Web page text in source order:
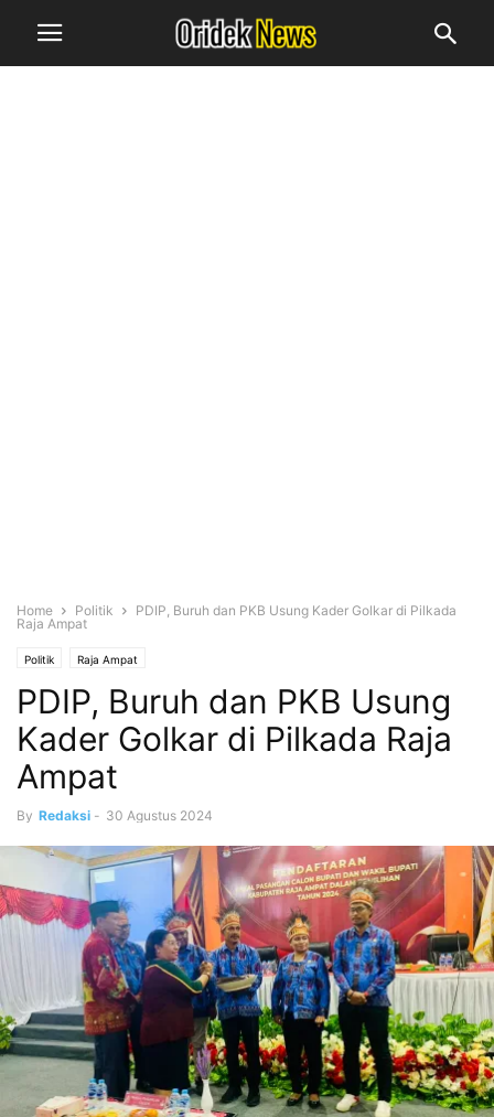
Home Politik
PDIP, Buruh dan PKB Usung Kader Golkar di Pilkada
Raja Ampat
Politik Raja Ampat
PDIP, Buruh dan PKB Usung
Kader Golkar di Pilkada Raja
Ampat
By Redaksi - 30 Agustus 2024